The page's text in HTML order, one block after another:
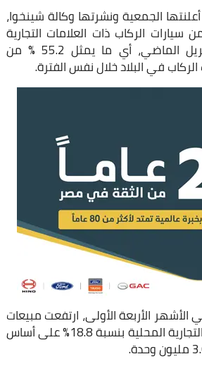
الجمعية ونشرتها وكالة شينخوا،
999 ألف من سيارات الركاب ذات العلامات التجارية
الصينية، في شهر إبريل الماضي، أي ما يمثل 55.2 % من
في البلاد خلال نفس الفترة.
الأشهر الأربعة الأولى، ارتفعت مبيعات
السيارات ذات العلامات التجارية المحلية بنسبة 18.8% على أساس